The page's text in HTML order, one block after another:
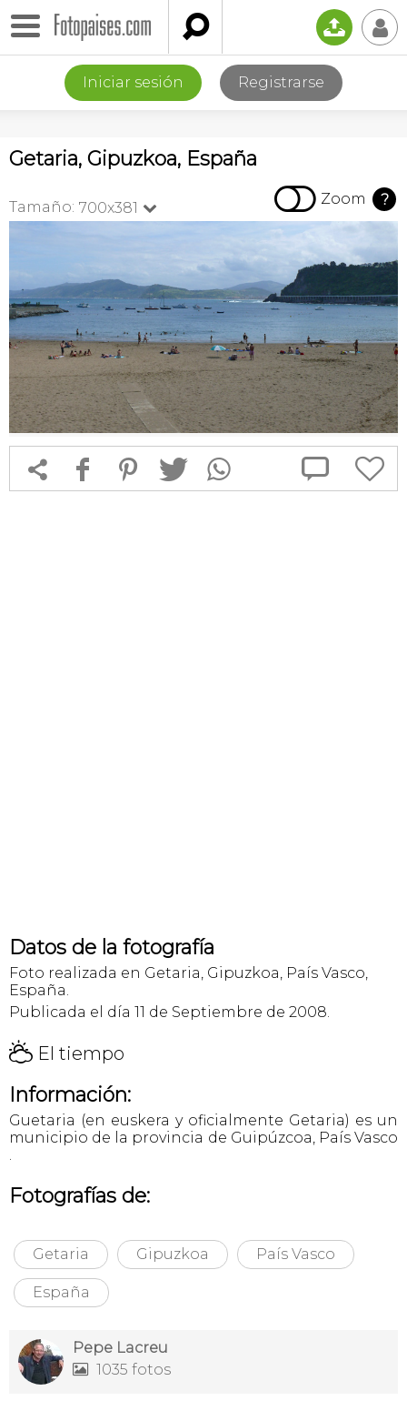
 📤 👤
Iniciar sesión Registrarse
Getaria, Gipuzkoa, España
Tamaño: 700x381   Zoom ?
 f 1 T  
Datos de la fotografía
Foto realizada en Getaria, Gipuzkoa, País Vasco,
España.
Publicada el día 11 de Septiembre de 2008.
H El tiempo
Información:
Guetaria (en euskera y oficialmente Getaria) es un
municipio de la provincia de Guipúzcoa, País Vasco
.
Fotografías de:
Getaria Gipuzkoa País Vasco
España
Pepe Lacreu
 1035 fotos